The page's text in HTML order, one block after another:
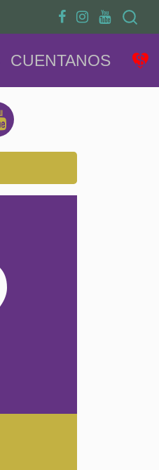
Search
CUENTANOS